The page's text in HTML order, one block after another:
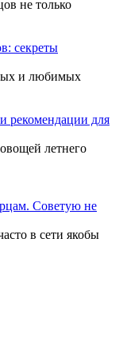
не только
секреты
и любимых
рекомендации для
летнего
Советую не
в сети якобы